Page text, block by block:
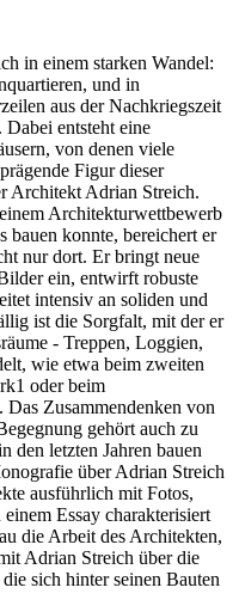
in einem starken Wandel:
und in
aus der Nachkriegszeit
Dabei entsteht eine
von denen viele
Figur dieser
Architekt Adrian Streich.
Architekturwettbewerb
bauen konnte, bereichert er
nur dort. Er bringt neue
ein, entwirft robuste
intensiv an soliden und
ist die Sorgfalt, mit der er
- Treppen, Loggien,
wie etwa beim zweiten
oder beim
Das Zusammendenken von
gehört auch zu
den letzten Jahren bauen
über Adrian Streich
ausführlich mit Fotos,
Essay charakterisiert
die Arbeit des Architekten,
Adrian Streich über die
sich hinter seinen Bauten